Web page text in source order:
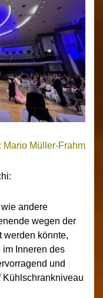
Mario Müller-Frahm
andere
wegen der
werden könnte,
Inneren des
und
Kühlschrankniveau